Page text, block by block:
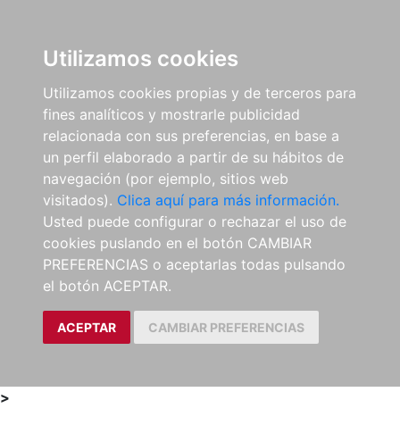
Utilizamos cookies
Utilizamos cookies propias y de terceros para
fines analíticos y mostrarle publicidad
relacionada con sus preferencias, en base a
un perfil elaborado a partir de su hábitos de
navegación (por ejemplo, sitios web
visitados). Clica aquí para más información.
Usted puede configurar o rechazar el uso de
cookies puslando en el botón CAMBIAR
PREFERENCIAS o aceptarlas todas pulsando
el botón ACEPTAR.
ACEPTAR CAMBIAR PREFERENCIAS
>